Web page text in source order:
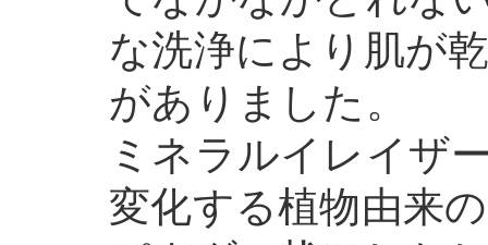
な洗浄により肌が
がありました。
ミネラルイレイザ
変化する植物由来